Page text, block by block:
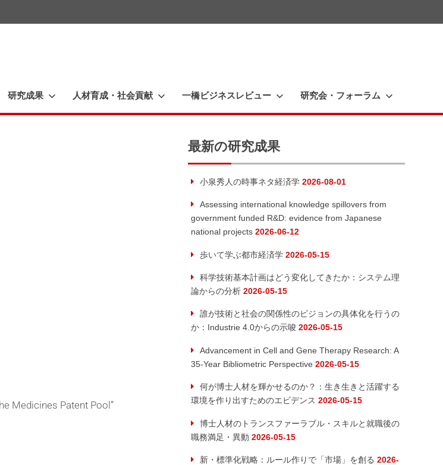
研究成果 人材育成・社会貢献 一橋ビジネスレビュー 研究会・フォーラム
Medicines Patent Pool”
最新の研究成果
小泉秀人の時事ネタ経済学 2026-08-01
Assessing international knowledge spillovers from
government funded R&D: evidence from Japanese
national projects 2026-06-12
歩いて学ぶ都市経済学 2026-05-15
科学技術基本計画はどう変化してきたか：システム理
論からの分析 2026-05-15
誰が技術と社会の関係性のビジョンの具体化を行うの
か：Industrie 4.0からの示唆 2026-05-15
Advancement in Cell and Gene Therapy Research: A
35-Year Bibliometric Perspective 2026-05-15
何が博士人材を輝かせるのか？：生き生きと活躍する
環境を作り出すためのエビデンス 2026-05-15
博士人材のトランスファーラブル・スキルと就職後の
職務満足・異動 2026-05-15
新・標準化戦略：ルール作りで「市場」を創る 2026-